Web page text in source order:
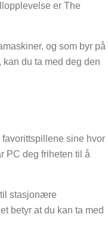
er The
og som byr på
du ta med deg den
sine hvor
PC deg friheten til å
stasjonære
betyr at du kan ta med